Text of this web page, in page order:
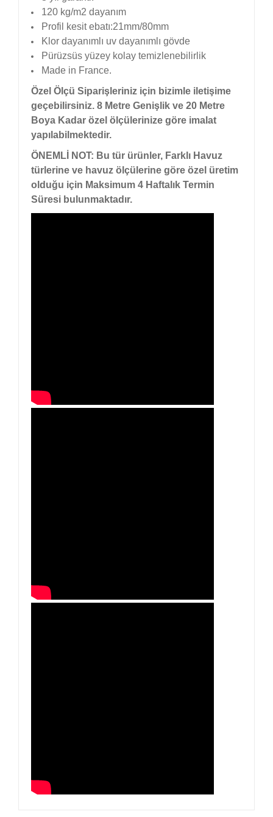
120 kg/m2 dayanım
Profil kesit ebatı:21mm/80mm
Klor dayanımlı uv dayanımlı gövde
Pürüzsüs yüzey kolay temizlenebilirlik
Made in France.
Özel Ölçü Siparişleriniz için bizimle iletişime
geçebilirsiniz. 8 Metre Genişlik ve 20 Metre
Boya Kadar özel ölçülerinize göre imalat
yapılabilmektedir.
ÖNEMLİ NOT: Bu tür ürünler, Farklı Havuz
türlerine ve havuz ölçülerine göre özel üretim
olduğu için Maksimum 4 Haftalık Termin
Süresi bulunmaktadır.